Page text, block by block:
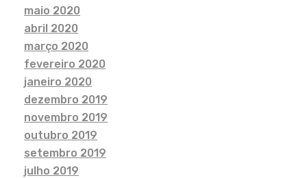
maio 2020
abril 2020
março 2020
fevereiro 2020
janeiro 2020
dezembro 2019
novembro 2019
outubro 2019
setembro 2019
julho 2019